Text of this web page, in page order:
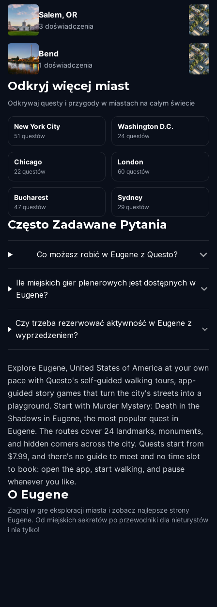
Salem, OR
3 doświadczenia
Bend
1 doświadczenia
Odkryj więcej miast
Odkrywaj questy i przygody w miastach na całym świecie
New York City
51 questów
Washington D.C.
24 questów
Chicago
22 questów
London
60 questów
Bucharest
47 questów
Sydney
29 questów
Często Zadawane Pytania
Co możesz robić w Eugene z Questo?
Ile miejskich gier plenerowych jest dostępnych w
Eugene?
Czy trzeba rezerwować aktywność w Eugene z
wyprzedzeniem?
Explore Eugene, United States of America at your own
pace with Questo's self-guided walking tours, app-
guided story games that turn the city's streets into a
playground. Start with Murder Mystery: Death in the
Shadows in Eugene, the most popular quest in
Eugene. The routes cover 24 landmarks, monuments,
and hidden corners across the city. Quests start from
$7.99, and there's no guide to meet and no time slot
to book: open the app, start walking, and pause
whenever you like.
O Eugene
Zagraj w grę eksploracji miasta i zobacz najlepsze strony
Eugene. Od miejskich sekretów po przewodniki dla nieturystów
i nie tylko!